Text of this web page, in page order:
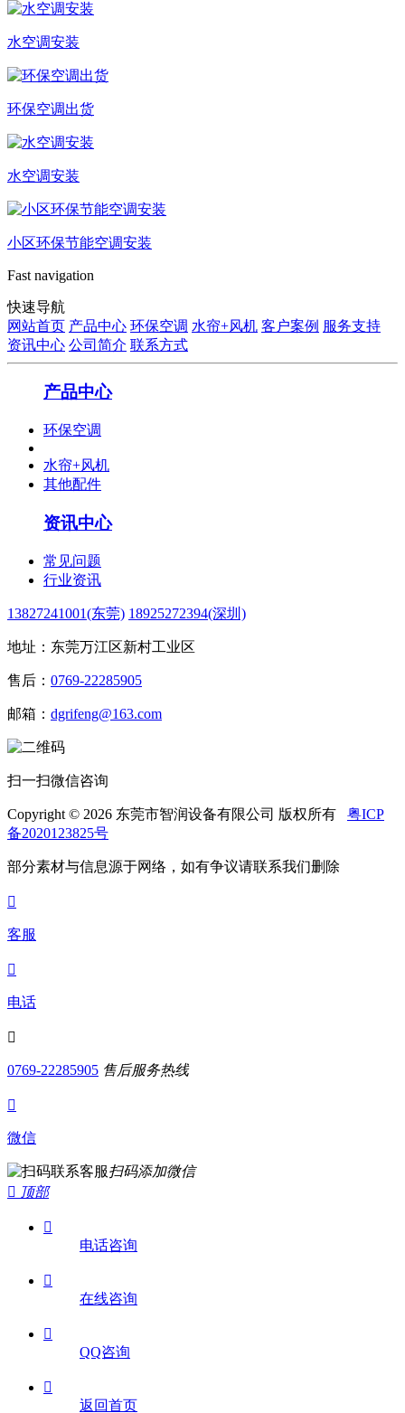
水空调安装
环保空调出货
水空调安装
小区环保节能空调安装
Fast navigation
快速导航
网站首页 产品中心 环保空调 水帘+风机 客户案例 服务支持
资讯中心 公司简介 联系方式
产品中心
环保空调
水帘+风机
其他配件
资讯中心
常见问题
行业资讯
13827241001(东莞) 18925272394(深圳)
地址：东莞万江区新村工业区
售后： 0769-22285905
邮箱： dgrifeng@163.com
扫一扫微信咨询
Copyright © 2026 东莞市智润设备有限公司 版权所有 粤ICP
备2020123825号
部分素材与信息源于网络，如有争议请联系我们删除

客服

电话

0769-22285905 售后服务热线

微信
扫码添加微信
 顶部

电话咨询

在线咨询

QQ咨询

返回首页